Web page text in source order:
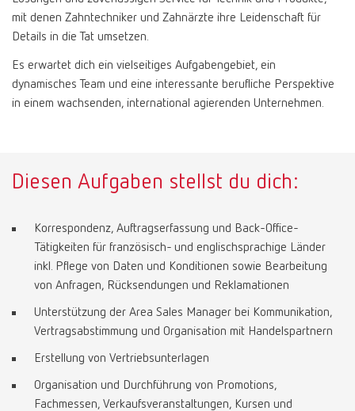
mit denen Zahntechniker und Zahnärzte ihre Leidenschaft für
Details in die Tat umsetzen.
Es erwartet dich ein vielseitiges Aufgabengebiet, ein
dynamisches Team und eine interessante berufliche Perspektive
in einem wachsenden, international agierenden Unternehmen.
Diesen Aufgaben stellst du dich:
Korrespondenz, Auftragserfassung und Back-Office-
Tätigkeiten für französisch- und englischsprachige Länder
inkl. Pflege von Daten und Konditionen sowie Bearbeitung
von Anfragen, Rücksendungen und Reklamationen
Unterstützung der Area Sales Manager bei Kommunikation,
Vertragsabstimmung und Organisation mit Handelspartnern
Erstellung von Vertriebsunterlagen
Organisation und Durchführung von Promotions,
Fachmessen, Verkaufsveranstaltungen, Kursen und